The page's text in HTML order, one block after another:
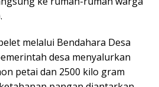
melalui Bendahara Desa
desa menyalurkan
petai dan 2500 kilo gram